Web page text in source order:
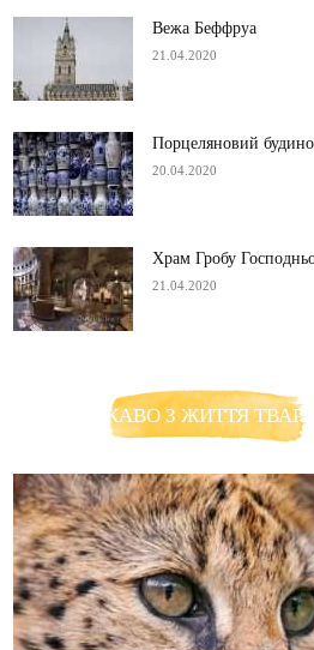
Вежа Беффруа
21.04.2020
Порцеляновий
20.04.2020
Храм Гробу
21.04.2020
ЦІКАВО З ЖИТТЯ